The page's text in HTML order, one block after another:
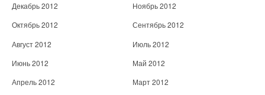
Декабрь 2012
Ноябрь 2012
Октябрь 2012
Сентябрь 2012
Август 2012
Июль 2012
Июнь 2012
Май 2012
Апрель 2012
Март 2012